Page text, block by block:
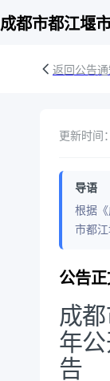
成都市都江堰
返回公告通
更新时间
导语
根据
市都
公告
成
年
告